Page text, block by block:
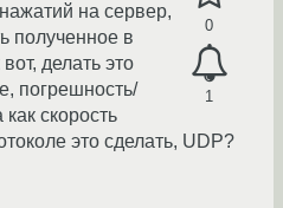
0
1
на сервер,
полученное в
делать это
погрешность/
скорость
это сделать, UDP?